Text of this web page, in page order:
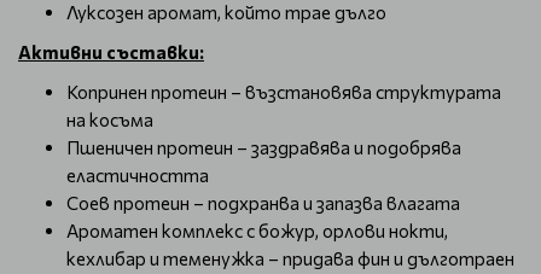
Луксозен аромат, който трае дълго
Активни съставки:
Копринен протеин – възстановява структурата
на косъма
Пшеничен протеин – заздравява и подобрява
еластичността
Соев протеин – подхранва и запазва влагата
Ароматен комплекс с божур, орлови нокти,
кехлибар и теменужка – придава фин и дълготраен